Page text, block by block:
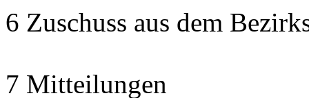
6 Zuschuss aus dem
7 Mitteilungen